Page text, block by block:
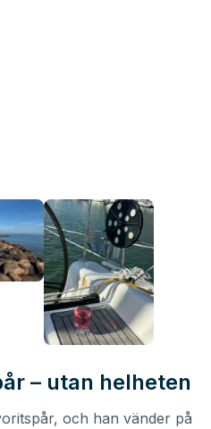
– utan helheten
och han vänder på